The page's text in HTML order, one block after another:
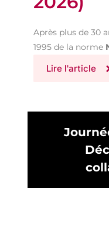
Après plus de 30
1995 de la norme
Lire l'article